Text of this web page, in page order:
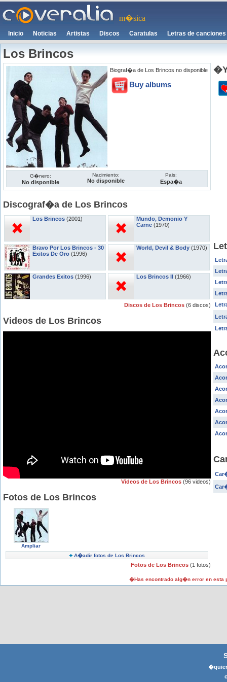
m�sica
Inicio Noticias Artistas Discos Caratulas Letras de canciones
Los Brincos
Biograf�a de Los Brincos no disponible
Buy albums
G�nero:
No disponible
Nacimiento:
No disponible
Pais:
Espa�a
Discograf�a de Los Brincos
Los Brincos (2001)
Bravo Por Los Brincos - 30
Exitos De Oro (1996)
Grandes Exitos (1996)
Mundo, Demonio Y
Carne (1970)
World, Devil & Body (1970)
Los Brincos II (1966)
Discos de Los Brincos (6 discos)
Videos de Los Brincos
Videos de Los Brincos (96 videos)
Fotos de Los Brincos
Ampliar
A�adir fotos de Los Brincos
Fotos de Los Brincos (1 fotos)
�Has encontrado alg�n error en esta